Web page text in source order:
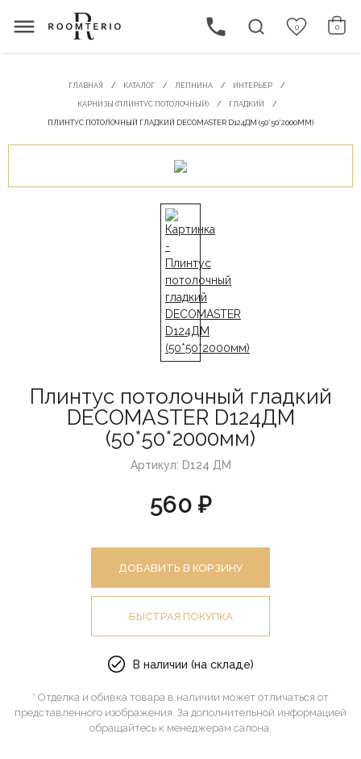
0 0
ГЛАВНАЯ КАТАЛОГ ЛЕПНИНА ИНТЕРЬЕР
КАРНИЗЫ (ПЛИНТУС ПОТОЛОЧНЫЙ) ГЛАДКИЙ
ПЛИНТУС ПОТОЛОЧНЫЙ ГЛАДКИЙ DECOMASTER D124ДМ (50*50*2000ММ)
Плинтус потолочный гладкий
DECOMASTER D124ДМ
(50*50*2000мм)
Артикул: D124 ДМ
560 ₽
ДОБАВИТЬ В КОРЗИНУ
БЫСТРАЯ ПОКУПКА
В наличии (на складе)
* Отделка и обивка товара в наличии может отличаться от
представленного изображения. За дополнительной информацией
обращайтесь к менеджерам салона.